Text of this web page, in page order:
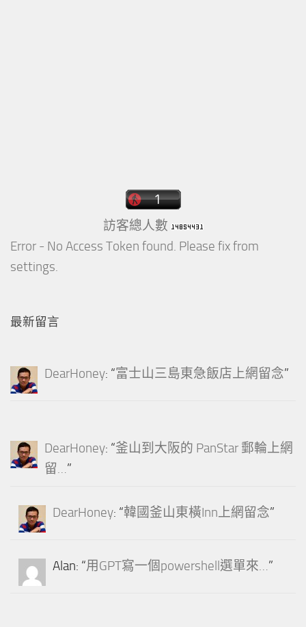
訪客總人數
Error - No Access Token found. Please fix from
settings.
最新留言
DearHoney: “富士山三島東急飯店上網留念”
DearHoney: “釜山到大阪的 PanStar 郵輪上網
留…”
DearHoney: “韓國釜山東橫Inn上網留念”
Alan: “用GPT寫一個powershell選單來…”